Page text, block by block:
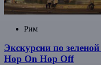
Рим
Экскурсии по
Hop On Hop Off